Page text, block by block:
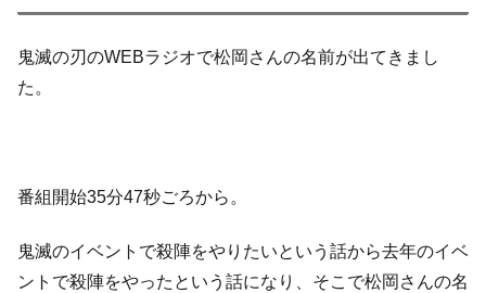
鬼滅の刃のWEBラジオで松岡さんの名前が出てきまし
た。
番組開始35分47秒ごろから。
鬼滅のイベントで殺陣をやりたいという話から去年のイベ
ントで殺陣をやったという話になり、そこで松岡さんの名